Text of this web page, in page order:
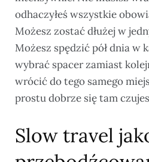
odhaczyłeś wszystkie
Możesz zostać dłużej w
Możesz spędzić pół dnia w
wybrać spacer zamiast
wrócić do tego samego
prostu dobrze się tam
Slow travel